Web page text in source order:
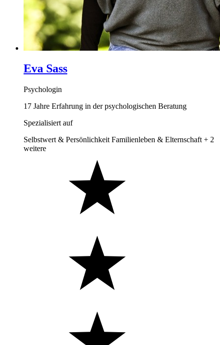
Eva Sass
Psychologin
17 Jahre Erfahrung in der psychologischen Beratung
Spezialisiert auf
Selbstwert & Persönlichkeit Familienleben & Elternschaft + 2
weitere